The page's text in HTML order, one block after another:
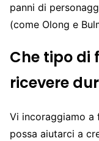
panni di
(come Olong e
Che tipo di
ricevere
Vi incoraggiamo a
possa aiutarci a